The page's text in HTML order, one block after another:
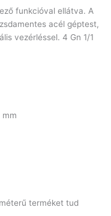
funkcióval ellátva. A
acél géptest,
vezérléssel. 4 Gn 1/1
terméket tud